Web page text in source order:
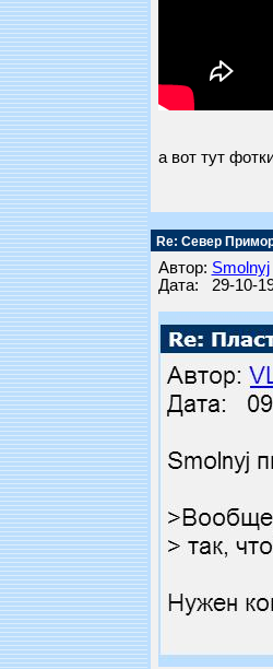
а вот тут
Re: Север
Автор: Smolnyj
Дата: 29-10-